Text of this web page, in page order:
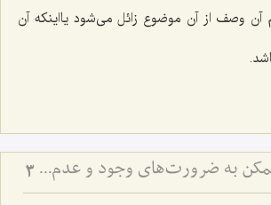
وصف از آن موضوع زائل می‌شود یااینکه آن
محفوف بودن ممکن به ضرورت‌های وجود و عدم - تحلیل ضرورت‌های سابق و لاحق در هستی‌شناسی فلسفی 3